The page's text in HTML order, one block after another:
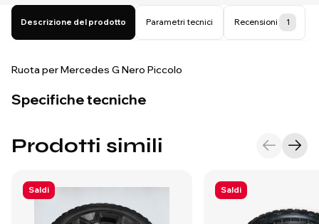
Descrizione del prodotto Parametri tecnici Recensioni 1
Ruota per Mercedes G Nero Piccolo
Specifiche tecniche
Prodotti simili
Saldi Saldi